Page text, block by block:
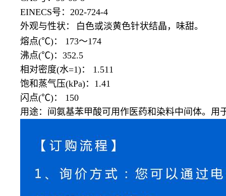
EINECS号：202-724-4
外观与性状：
白色或淡黄色针状结晶，味甜。
熔点(℃)： 173～174
沸点(℃)：352.5
相对密度(水=1)： 1.511
饱和蒸气压(kPa)：1.41
闪点(℃)： 150
用途：间氨基苯甲酸可用作医药和染料中间体。